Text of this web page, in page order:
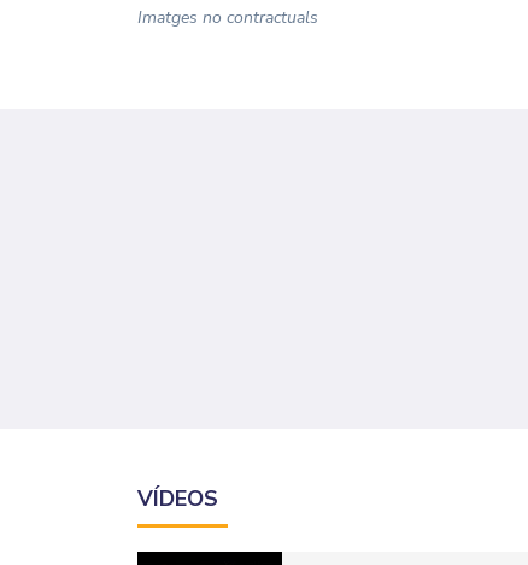
Imatges no contractuals
VÍDEOS